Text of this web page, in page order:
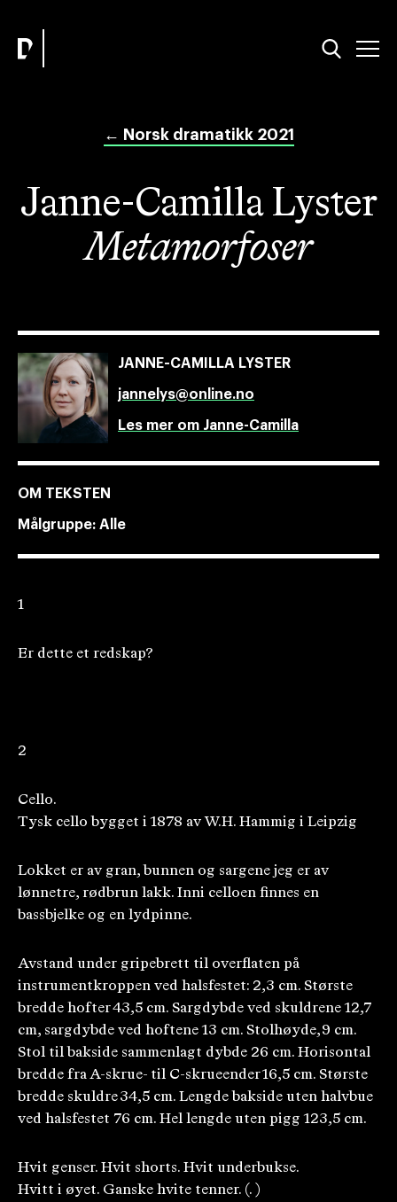
← Norsk dramatikk 2021
Janne-Camilla Lyster
Metamorfoser
JANNE-CAMILLA LYSTER
jannelys@online.no
Les mer om Janne-Camilla
OM TEKSTEN
Målgruppe: Alle
1
Er dette et redskap?
2
Cello.
Tysk cello bygget i 1878 av W.H. Hammig i Leipzig
Lokket er av gran, bunnen og sargene jeg er av
lønnetre, rødbrun lakk. Inni celloen finnes en
bassbjelke og en lydpinne.
Avstand under gripebrett til overflaten på
instrumentkroppen ved halsfestet: 2,3 cm. Største
bredde hofter 43,5 cm. Sargdybde ved skuldrene 12,7
cm, sargdybde ved hoftene 13 cm. Stolhøyde, 9 cm.
Stol til bakside sammenlagt dybde 26 cm. Horisontal
bredde fra A-skrue- til C-skrueender 16,5 cm. Største
bredde skuldre 34,5 cm. Lengde bakside uten halvbue
ved halsfestet 76 cm. Hel lengde uten pigg 123,5 cm.
Hvit genser. Hvit shorts. Hvit underbukse.
Hvitt i øyet. Ganske hvite tenner. (. )